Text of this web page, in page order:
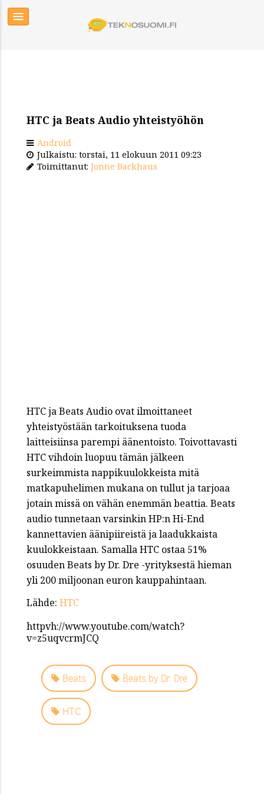
HTC ja Beats Audio yhteistyöhön
Android
Julkaistu: torstai, 11 elokuun 2011 09:23
Toimittanut: Jonne Backhaus
HTC ja Beats Audio ovat ilmoittaneet
yhteistyöstään tarkoituksena tuoda
laitteisiinsa parempi äänentoisto. Toivottavasti
HTC vihdoin luopuu tämän jälkeen
surkeimmista nappikuulokkeista mitä
matkapuhelimen mukana on tullut ja tarjoaa
jotain missä on vähän enemmän beattia. Beats
audio tunnetaan varsinkin HP:n Hi-End
kannettavien äänipiireistä ja laadukkaista
kuulokkeistaan. Samalla HTC ostaa 51%
osuuden Beats by Dr. Dre -yrityksestä hieman
yli 200 miljoonan euron kauppahintaan.
Lähde: HTC
httpvh://www.youtube.com/watch?
v=z5uqvcrmJCQ
Beats Beats by Dr. Dre
HTC